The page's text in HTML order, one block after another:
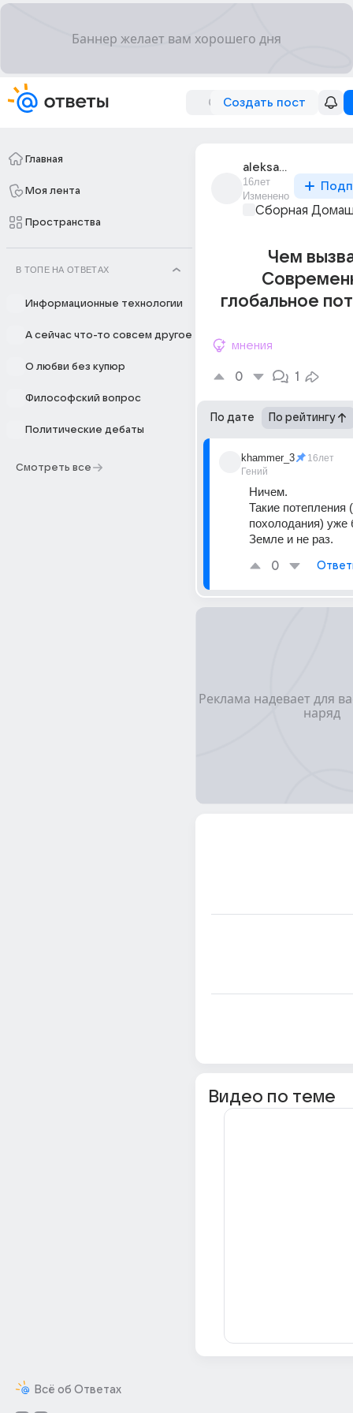
Создать пост
Главная
Моя лента
Пространства
В ТОПЕ НА ОТВЕТАХ
Информационные технологии
А сейчас что-то совсем другое
О любви без купюр
Философский вопрос
Политические дебаты
Смотреть все
Всё об Ответах
aleksandra_4980
16лет
Изменено
Сборная
Чем
глобальное
мнения
0 1
По дате По рейтингу
khammer_3
Гений
16лет
Ничем.
Такие потепления
похолодания) уже
Земле и не раз.
0
Видео по теме